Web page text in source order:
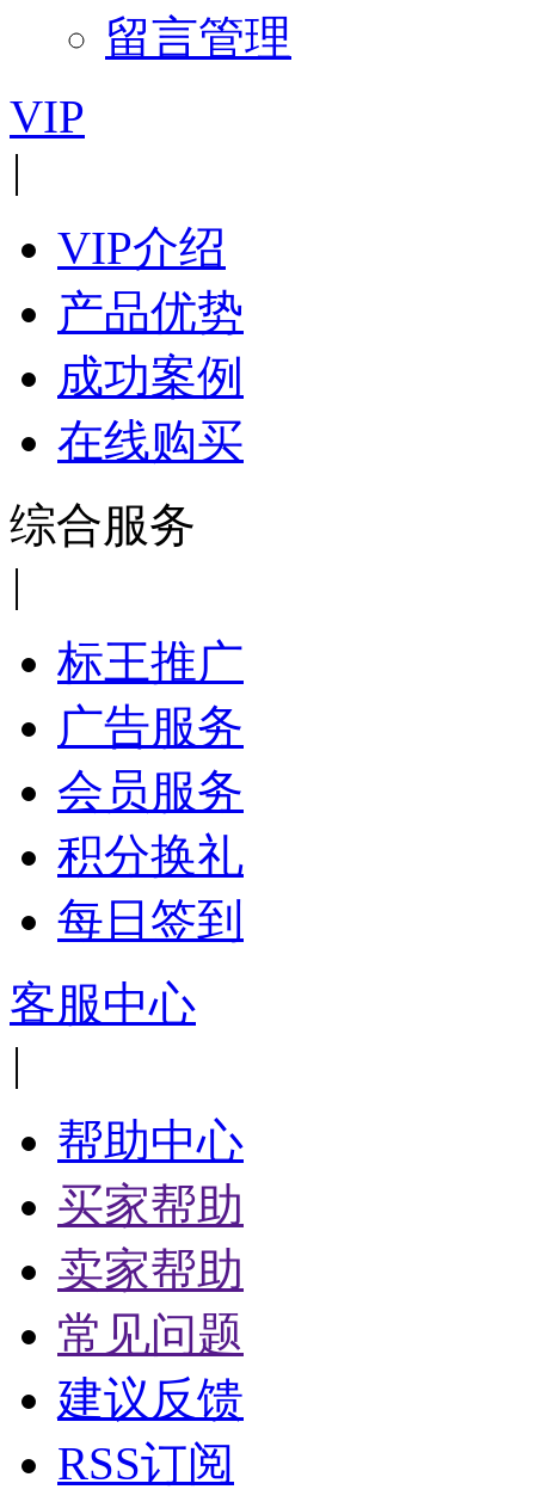
留言管理
VIP
|
VIP介绍
产品优势
成功案例
在线购买
综合服务
|
标王推广
广告服务
会员服务
积分换礼
每日签到
客服中心
|
帮助中心
买家帮助
卖家帮助
常见问题
建议反馈
RSS订阅